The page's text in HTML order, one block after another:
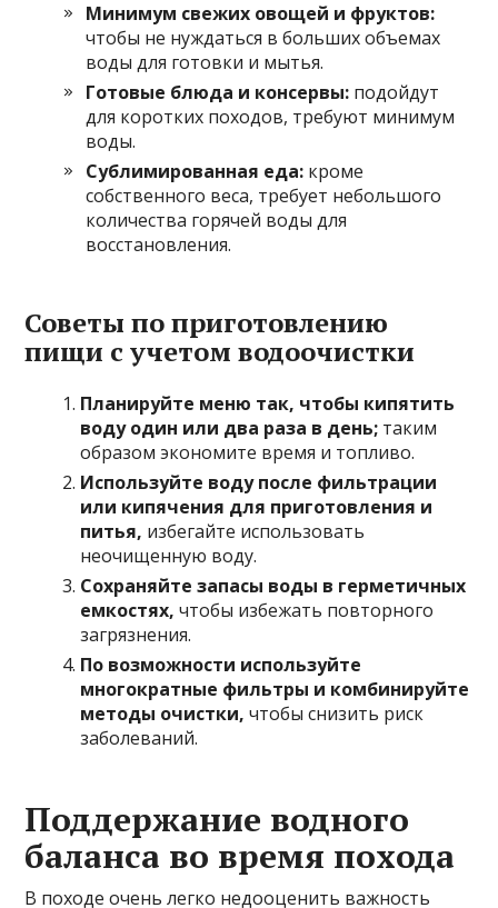
Минимум свежих овощей и фруктов:
чтобы не нуждаться в больших объемах
воды для готовки и мытья.
Готовые блюда и консервы: подойдут
для коротких походов, требуют минимум
воды.
Сублимированная еда: кроме
собственного веса, требует небольшого
количества горячей воды для
восстановления.
Советы по приготовлению
пищи с учетом водоочистки
Планируйте меню так, чтобы кипятить
воду один или два раза в день; таким
образом экономите время и топливо.
Используйте воду после фильтрации
или кипячения для приготовления и
питья, избегайте использовать
неочищенную воду.
Сохраняйте запасы воды в герметичных
емкостях, чтобы избежать повторного
загрязнения.
По возможности используйте
многократные фильтры и комбинируйте
методы очистки, чтобы снизить риск
заболеваний.
Поддержание водного
баланса во время похода
В походе очень легко недооценить важность